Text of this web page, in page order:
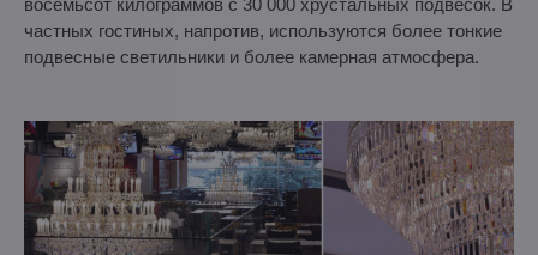
восемьсот килограммов с 30 000 хрустальных подвесок. В
частных гостиных, напротив, используются более тонкие
подвесные светильники и более камерная атмосфера.